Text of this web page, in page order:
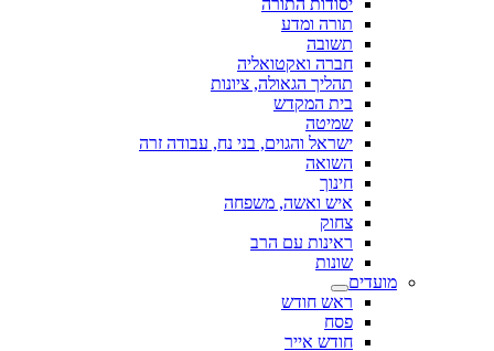
יסודות התורה
תורה ומדע
תשובה
חברה ואקטואליה
תהליך הגאולה, ציונות
בית המקדש
שמיטה
ישראל והגוים, בני נח, עבודה זרה
השואה
חינוך
איש ואשה, משפחה
צחוק
ראינות עם הרב
שונות
מועדים
ראש חודש
פסח
חודש אייר